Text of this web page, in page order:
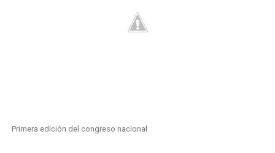
Primera edición del congreso nacional